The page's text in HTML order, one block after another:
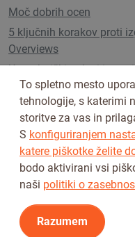
Moč dobrih ocen
5 ključnih korakov proti
Overviews
Uporabniški paketi in
Sledi nam na
To spletno mesto
tehnologije, s katerimi
storitve za vas in
S konfiguriranjem
katere piškotke želite
bodo aktivirani vsi
naši politiki o
Razumem